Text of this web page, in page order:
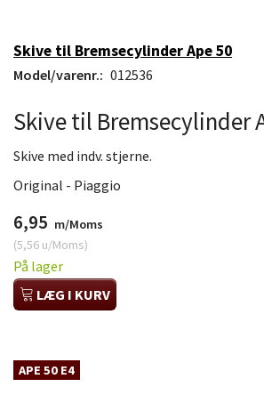
Skive til Bremsecylinder Ape 50
Model/varenr.: 012536
Skive til Bremsecylinder
Skive med indv. stjerne.
Original - Piaggio
6,95 m/Moms
(5,56 u/Moms)
På lager
LÆG I KURV
APE 50 E4